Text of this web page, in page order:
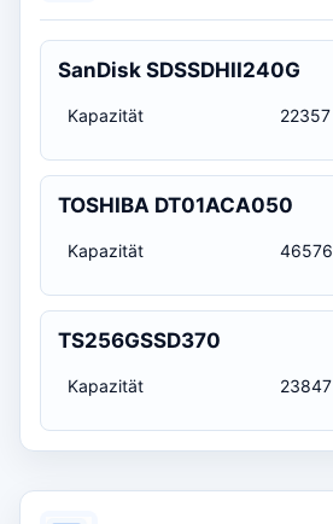
SanDisk SDSSDHII240G
Kapazität 22357
TOSHIBA DT01ACA050
Kapazität 46576
TS256GSSD370
Kapazität 23847